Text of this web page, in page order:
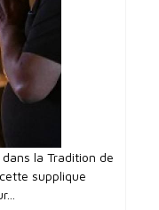
la Tradition de
supplique